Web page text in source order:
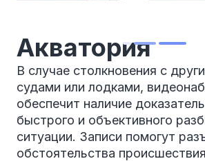
Акватория
В случае столкновения с
судами или лодками,
обеспечит наличие
быстрого и объективного
ситуации. Записи помогут
обстоятельства